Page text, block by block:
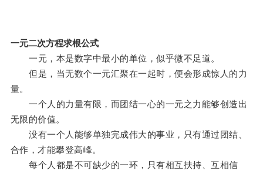
一元二次方程求根公式
一元，本是数字中最小的单位，似乎微不足道。
但是，当无数个一元汇聚在一起时，便会形成惊人的力
量。
一个人的力量有限，而团结一心的一元之力能够创造出
无限的价值。
没有一个人能够单独完成伟大的事业，只有通过团结、
合作，才能攀登高峰。
每个人都是不可缺少的一环，只有相互扶持、互相信